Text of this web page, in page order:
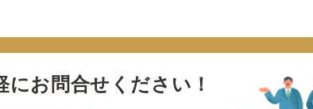
にお問合せください！